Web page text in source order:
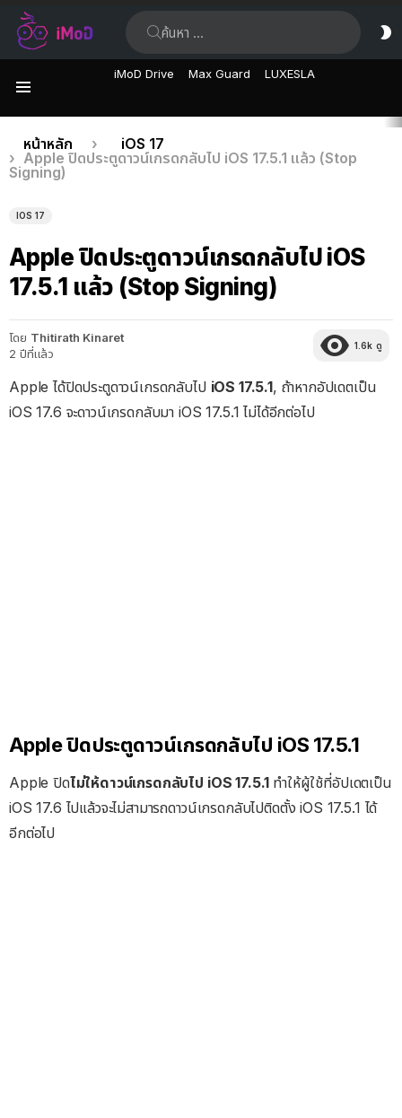
iMoD Drive Max Guard LUXESLA
เรื่อง
ล่าสุด
คุณอยู่ที่นี่:
หน้าหลัก
iOS 17
Apple ปิดประตูดาวน์เกรดกลับไป iOS 17.5.1 แล้ว (Stop
Signing)
IOS 17
Apple ปิดประตูดาวน์เกรดกลับไป iOS
17.5.1 แล้ว (Stop Signing)
โดย Thitirath Kinaret
2 ปีที่แล้ว
1.6k ดู
Apple ได้ปิดประตูดาวน์เกรดกลับไป iOS 17.5.1, ถ้าหากอัปเดตเป็น
iOS 17.6 จะดาวน์เกรดกลับมา iOS 17.5.1 ไม่ได้อีกต่อไป
Apple ปิดประตูดาวน์เกรดกลับไป iOS 17.5.1
Apple ปิดไม่ให้ดาวน์เกรดกลับไป iOS 17.5.1 ทำให้ผู้ใช้ที่อัปเดตเป็น
iOS 17.6 ไปแล้วจะไม่สามารถดาวน์เกรดกลับไปติดตั้ง iOS 17.5.1 ได้
อีกต่อไป